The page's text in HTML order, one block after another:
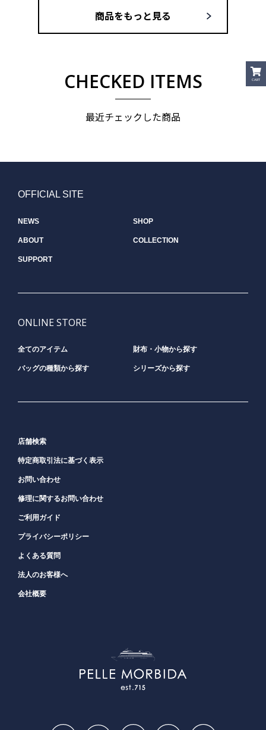
CART
商品をもっと見る
CHECKED ITEMS
最近チェックした商品
OFFICIAL SITE
NEWS SHOP
ABOUT COLLECTION
SUPPORT
ONLINE STORE
全てのアイテム 財布・小物から探す
バッグの種類から探す シリーズから探す
店舗検索
特定商取引法に基づく表示
お問い合わせ
修理に関するお問い合わせ
ご利用ガイド
プライバシーポリシー
よくある質問
法人のお客様へ
会社概要